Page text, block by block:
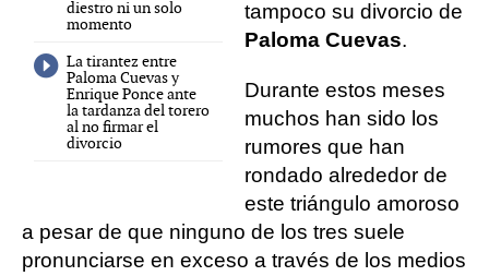
diestro ni un solo
momento
La tirantez entre
Paloma Cuevas y
Enrique Ponce ante
la tardanza del torero
al no firmar el
divorcio
tampoco su divorcio de
Paloma Cuevas.
Durante estos meses
muchos han sido los
rumores que han
rondado alrededor de
este triángulo amoroso
a pesar de que ninguno de los tres suele
pronunciarse en exceso a través de los medios